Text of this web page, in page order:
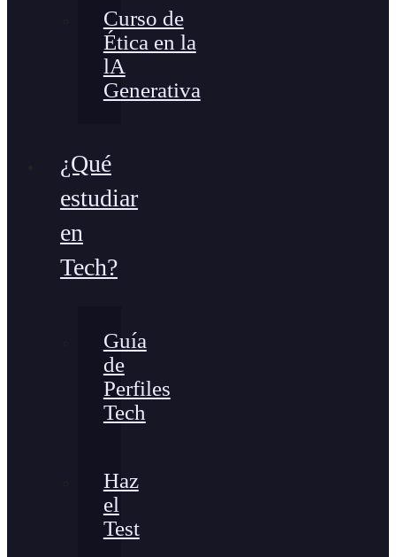
Curso de
Ética en la
lA
Generativa
¿Qué
estudiar
en
Tech?
Guía
de
Perfiles
Tech
Haz
el
Test